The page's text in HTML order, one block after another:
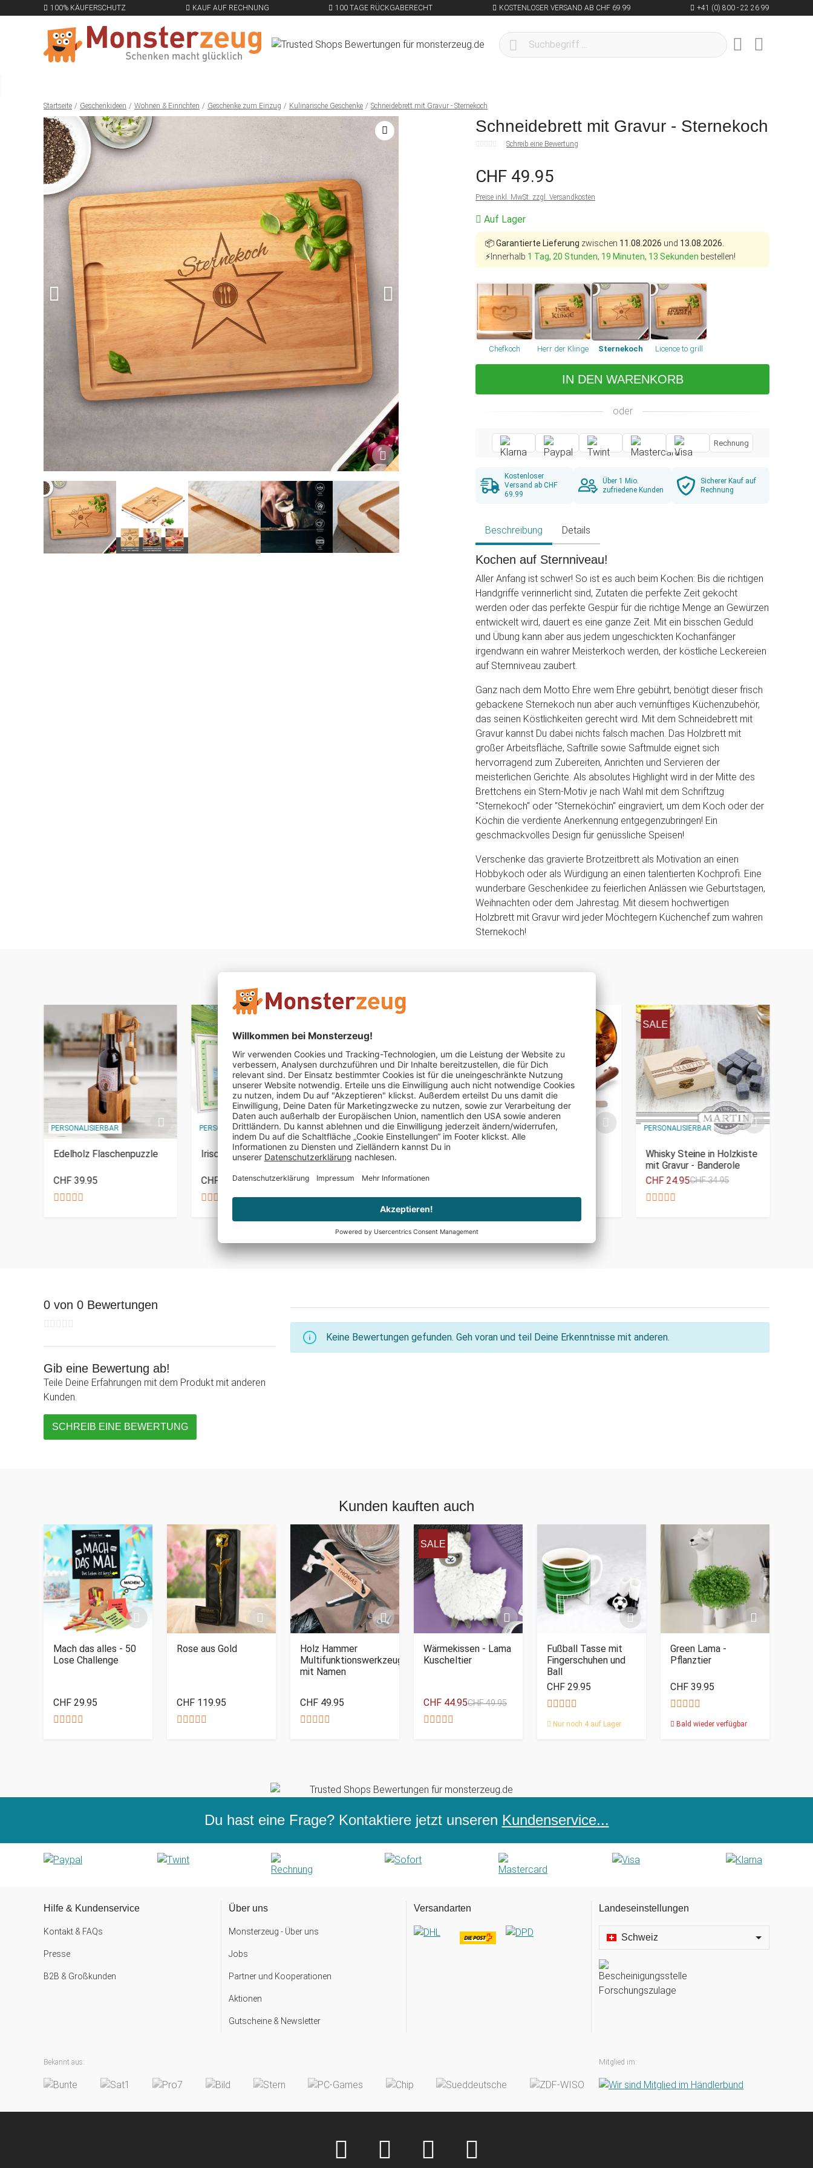
100% KÄUFERSCHUTZ KAUF AUF RECHNUNG 100 TAGE RÜCKGABERECHT KOSTENLOSER VERSAND AB CHF 69.99 +41 (0) 800 - 22 26 99
Startseite Geschenkideen Wohnen & Einrichten Geschenke zum Einzug Kulinarische Geschenke Schneidebrett mit Gravur - Sternekoch
Schneidebrett mit Gravur - Sternekoch
Schreib eine Bewertung
CHF 49.95
Preise inkl. MwSt. zzgl. Versandkosten
Auf Lager
📦Garantierte Lieferung zwischen 11.08.2026 und 13.08.2026.
⚡Innerhalb 1 Tag, 20 Stunden, 19 Minuten, 12 Sekunden bestellen!
Chefkoch Herr der Klinge Sternekoch Licence to grill
IN DEN WARENKORB
oder
Rechnung
Kostenloser
Versand ab CHF
69.99
Über 1 Mio.
zufriedene Kunden
Sicherer Kauf auf
Rechnung
Beschreibung Details
Kochen auf Sternniveau!
Aller Anfang ist schwer! So ist es auch beim Kochen: Bis die richtigen
Handgriffe verinnerlicht sind, Zutaten die perfekte Zeit gekocht
werden oder das perfekte Gespür für die richtige Menge an Gewürzen
entwickelt wird, dauert es eine ganze Zeit. Mit ein bisschen Geduld
und Übung kann aber aus jedem ungeschickten Kochanfänger
irgendwann ein wahrer Meisterkoch werden, der köstliche Leckereien
auf Sternniveau zaubert.
Ganz nach dem Motto Ehre wem Ehre gebührt, benötigt dieser frisch
gebackene Sternekoch nun aber auch vernünftiges Küchenzubehör,
das seinen Köstlichkeiten gerecht wird. Mit dem Schneidebrett mit
Gravur kannst Du dabei nichts falsch machen. Das Holzbrett mit
großer Arbeitsfläche, Saftrille sowie Saftmulde eignet sich
hervorragend zum Zubereiten, Anrichten und Servieren der
meisterlichen Gerichte. Als absolutes Highlight wird in der Mitte des
Brettchens ein Stern-Motiv je nach Wahl mit dem Schriftzug
"Sternekoch" oder "Sterneköchin" eingraviert, um dem Koch oder der
Köchin die verdiente Anerkennung entgegenzubringen! Ein
geschmackvolles Design für genüssliche Speisen!
Verschenke das gravierte Brotzeitbrett als Motivation an einen
Hobbykoch oder als Würdigung an einen talentierten Kochprofi. Eine
wunderbare Geschenkidee zu feierlichen Anlässen wie Geburtstagen,
Weihnachten oder dem Jahrestag. Mit diesem hochwertigen
Holzbrett mit Gravur wird jeder Möchtegern Küchenchef zum wahren
Sternekoch!
PERSONALISIERBAR
Edelholz Flaschenpuzzle
CHF 39.95
PERSONALISIERBAR
Irischer Lordtitel
CHF 74.95
Bierglas mit Gravur für den
besten Papa
CHF 29.95
SALE
PERSONALISIERBAR
Whisky Steine in Holzkiste
mit Gravur - Banderole
CHF 24.95CHF 34.95
0 von 0 Bewertungen
Gib eine Bewertung ab!
Teile Deine Erfahrungen mit dem Produkt mit anderen
Kunden.
SCHREIB EINE BEWERTUNG
Keine Bewertungen gefunden. Geh voran und teil Deine Erkenntnisse mit anderen.
Kunden kauften auch
Mach das alles - 50
Lose Challenge
CHF 29.95
Rose aus Gold
CHF 119.95
Holz Hammer
Multifunktionswerkzeug
mit Namen
CHF 49.95
SALE
Wärmekissen - Lama
Kuscheltier
CHF 44.95CHF 49.95
Fußball Tasse mit
Fingerschuhen und
Ball
CHF 29.95
Nur noch 4 auf Lager
Green Lama -
Pflanztier
CHF 39.95
Bald wieder verfügbar
Du hast eine Frage? Kontaktiere jetzt unseren Kundenservice...
Hilfe & Kundenservice
Kontakt & FAQs
Presse
B2B & Großkunden
Über uns
Monsterzeug - Über uns
Jobs
Partner und Kooperationen
Aktionen
Gutscheine & Newsletter
Versandarten Landeseinstellungen
Schweiz
Bekannt aus: Mitglied im: